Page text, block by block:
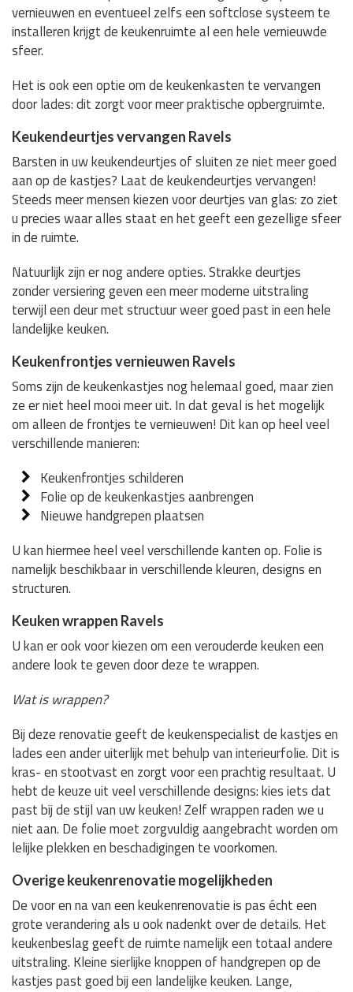
vernieuwen en eventueel zelfs een softclose systeem te
installeren krijgt de keukenruimte al een hele vernieuwde
sfeer.
Het is ook een optie om de keukenkasten te vervangen
door lades: dit zorgt voor meer praktische opbergruimte.
Keukendeurtjes vervangen Ravels
Barsten in uw keukendeurtjes of sluiten ze niet meer goed
aan op de kastjes? Laat de keukendeurtjes vervangen!
Steeds meer mensen kiezen voor deurtjes van glas: zo ziet
u precies waar alles staat en het geeft een gezellige sfeer
in de ruimte.
Natuurlijk zijn er nog andere opties. Strakke deurtjes
zonder versiering geven een meer moderne uitstraling
terwijl een deur met structuur weer goed past in een hele
landelijke keuken.
Keukenfrontjes vernieuwen Ravels
Soms zijn de keukenkastjes nog helemaal goed, maar zien
ze er niet heel mooi meer uit. In dat geval is het mogelijk
om alleen de frontjes te vernieuwen! Dit kan op heel veel
verschillende manieren:
Keukenfrontjes schilderen
Folie op de keukenkastjes aanbrengen
Nieuwe handgrepen plaatsen
U kan hiermee heel veel verschillende kanten op. Folie is
namelijk beschikbaar in verschillende kleuren, designs en
structuren.
Keuken wrappen Ravels
U kan er ook voor kiezen om een verouderde keuken een
andere look te geven door deze te wrappen.
Wat is wrappen?
Bij deze renovatie geeft de keukenspecialist de kastjes en
lades een ander uiterlijk met behulp van interieurfolie. Dit is
kras- en stootvast en zorgt voor een prachtig resultaat. U
hebt de keuze uit veel verschillende designs: kies iets dat
past bij de stijl van uw keuken! Zelf wrappen raden we u
niet aan. De folie moet zorgvuldig aangebracht worden om
lelijke plekken en beschadigingen te voorkomen.
Overige keukenrenovatie mogelijkheden
De voor en na van een keukenrenovatie is pas écht een
grote verandering als u ook nadenkt over de details. Het
keukenbeslag geeft de ruimte namelijk een totaal andere
uitstraling. Kleine sierlijke knoppen of handgrepen op de
kastjes past goed bij een landelijke keuken. Lange,